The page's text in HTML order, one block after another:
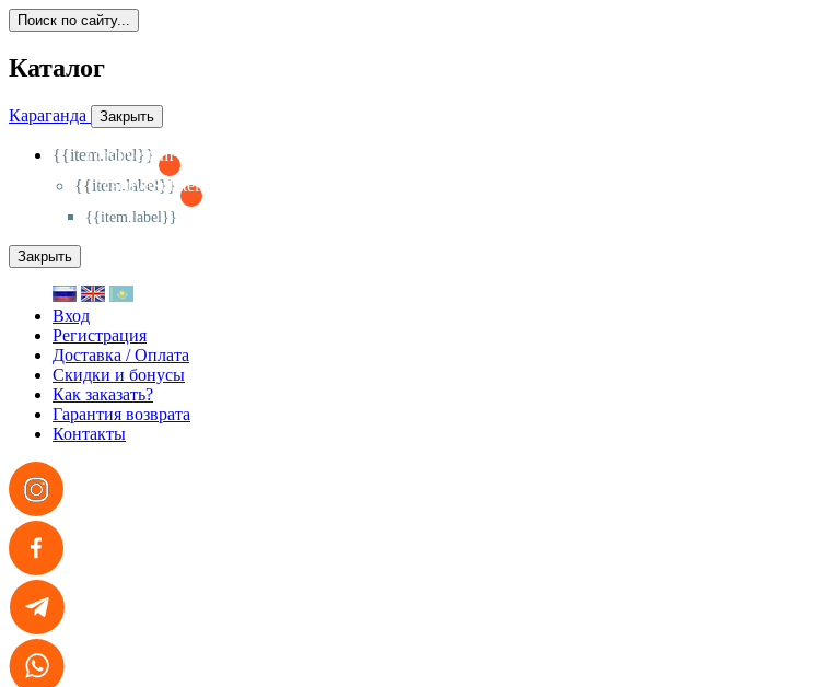
Поиск по сайту...
Каталог
Караганда Закрыть
{{item.label}}
{{activeItem==item.id?'-
{{item.label}}
{{activeSubitem==item.id?'-
{{item.label}}
Закрыть
Вход
Регистрация
Доставка / Оплата
Скидки и бонусы
Как заказать?
Гарантия возврата
Контакты